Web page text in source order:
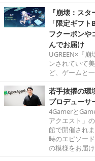
『崩壊：ス
「限定ギフ
フクーポンや
んでお届け
UGREEN×『
ンされていて
ど、ゲームと
若手抜擢の
プロデューサ
4Gamerと
アクエスト」
館で開催され
時のエピソー
の模様をお届け